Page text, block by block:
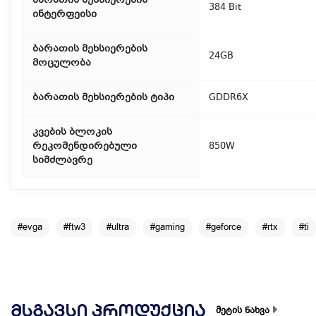
ინტერფეისი
384 Bit
ბარათის მეხსიერების
მოცულობა
24GB
ბარათის მეხსიერების ტიპი GDDR6X
კვების ბლოკის
რეკომენდირებული
სიმძლავრე
850W
#evga #ftw3 #ultra #gaming #geforce #rtx #ti
ᲛᲡᲒᲐᲕᲡᲘ ᲞᲠᲝᲓᲣᲥᲪᲘᲐ მეტის ნახვა